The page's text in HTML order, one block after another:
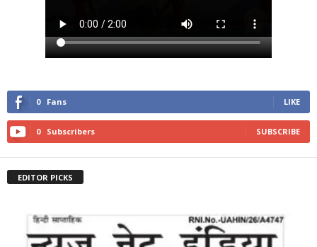
0 Fans LIKE
0 Subscribers SUBSCRIBE
EDITOR PICKS